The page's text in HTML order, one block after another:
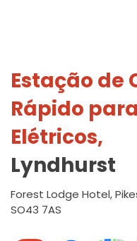
Estação de
Rápido
Elétricos,
Lyndhurst
Forest Lodge Hotel,
SO43 7AS